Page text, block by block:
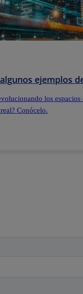
ejemplos
los
Conócelo.